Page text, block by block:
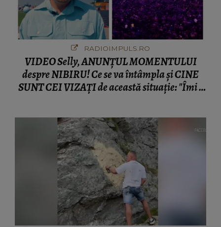
RADIOIMPULS.RO
VIDEO Selly, ANUNȚUL MOMENTULUI
despre NIBIRU! Ce se va întâmpla și CINE
SUNT CEI VIZAȚI de această situație: "Îmi e